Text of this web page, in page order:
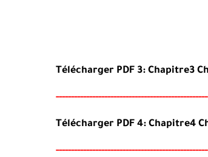
Télécharger PDF 3: Chapitre3
---------------------------
Télécharger PDF 4: Chapitre4
--------------------------